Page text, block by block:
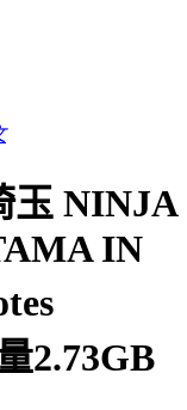
玉 NINJA
IN
2.73GB